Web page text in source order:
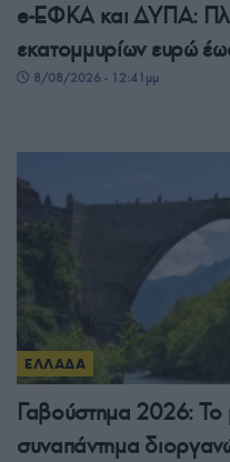
e-ΕΦΚΑ και ΔΥΠΑ:
εκατομμυρίων ευρώ
8/08/2026 - 12:41μμ
ΕΛΛΑΔΑ
Γαβούστημα 2026: Το
συναπάντημα